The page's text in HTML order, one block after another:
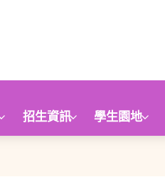
招生資訊 學生園地